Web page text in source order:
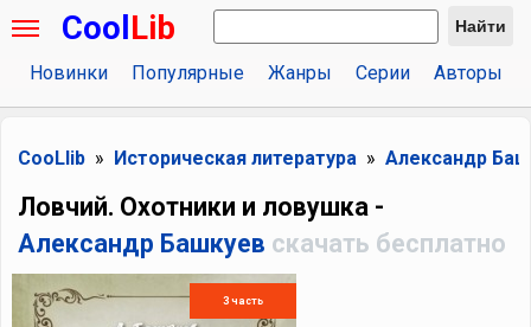
Cool Lib Найти
Новинки Популярные Жанры Серии Авторы
CooLlib Историческая литература Александр
Ловчий. Охотники и ловушка -
Александр Башкуев скачать бесплатно
3 часть